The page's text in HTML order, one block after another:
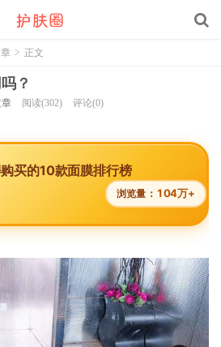
> 正文
？
阅读(302) 评论(0)
购买的10款面膜排行榜
浏览量： 104万+